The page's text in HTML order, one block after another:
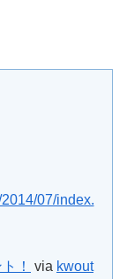
！ via kwout